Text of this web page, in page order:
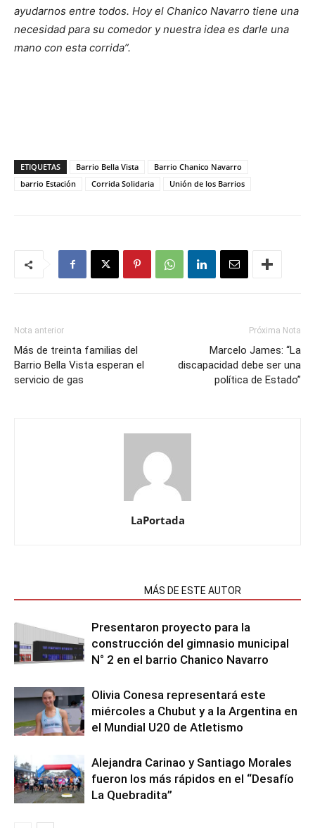
ayudarnos entre todos. Hoy el Chanico Navarro tiene una
necesidad para su comedor y nuestra idea es darle una
mano con esta corrida”.
ETIQUETAS Barrio Bella Vista
Barrio Chanico Navarro
barrio Estación
Corrida Solidaria Unión de los Barrios
Nota anterior
Más de treinta familias del
Barrio Bella Vista esperan el
servicio de gas
Próxima Nota
Marcelo James: “La
discapacidad debe ser una
política de Estado”
LaPortada
MÁS DE ESTE AUTOR
Presentaron proyecto para la
construcción del gimnasio municipal
N° 2 en el barrio Chanico Navarro
Olivia Conesa representará este
miércoles a Chubut y a la Argentina en
el Mundial U20 de Atletismo
Alejandra Carinao y Santiago Morales
fueron los más rápidos en el “Desafío
La Quebradita”